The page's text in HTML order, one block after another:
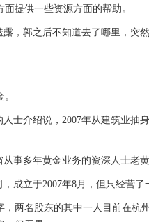
提供一些资源方面的帮助。
，郭之后不知道去了哪里，突
士介绍说，2007年从建筑业抽
事多年黄金业务的资深人士老
成立于2007年8月，但只经营了
两名股东的其中一人目前在杭